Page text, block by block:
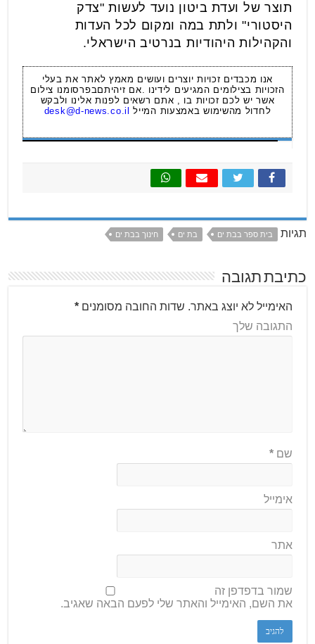
תוצר של ועדת ביטון נועד לעשות "צדק
היסטורי" ולתת במה ומקום לכל העדות
והקהילות היהודיות בנרטיב הישראלי.
אנו מכבדים זכויות יוצרים ועושים מאמץ לאתר את בעלי
הזכויות בצילומים המגיעים לידינו .אם זיהיתםבפרסומנו צילום
אשר יש לכם זכויות בו , אתם רשאים לפנות אלינו ולבקש
לחדול מהשימוש באמצעות המייל
desk@d-news.co.il
תגיות בית ספר בבת ים בת ים חינוך בבת ים
כתיבת תגובה
האימייל לא יוצג באתר. שדות החובה מסומנים*
התגובה שלך
שם*
אימייל
אתר
שמור בדפדפן זה
את השם, האימייל והאתר שלי לפעם הבאה שאגיב.